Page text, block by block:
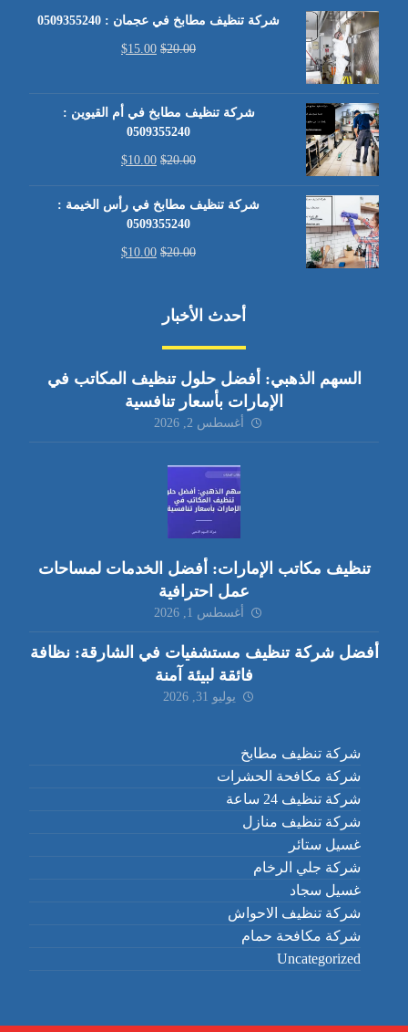
شركة تنظيف مطابخ في عجمان : 0509355240
$20.00
$15.00
شركة تنظيف مطابخ في أم القيوين :
0509355240
$20.00
$10.00
شركة تنظيف مطابخ في رأس الخيمة :
0509355240
$20.00
$10.00
أحدث الأخبار
السهم الذهبي: أفضل حلول تنظيف المكاتب في
الإمارات بأسعار تنافسية
أغسطس 2, 2026
تنظيف مكاتب الإمارات: أفضل الخدمات لمساحات
عمل احترافية
أغسطس 1, 2026
أفضل شركة تنظيف مستشفيات في الشارقة: نظافة
فائقة لبيئة آمنة
يوليو 31, 2026
شركة تنظيف مطابخ
شركة مكافحة الحشرات
شركة تنظيف 24 ساعة
شركة تنظيف منازل
غسيل ستائر
شركة جلي الرخام
غسيل سجاد
شركة تنظيف الاحواش
شركة مكافحة حمام
Uncategorized